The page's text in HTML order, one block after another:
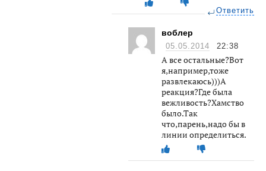
Ответить
воблер
05.05.2014 22:38
А все остальные?Вот
я,например,тоже
развлекаюсь)))А
реакция?Где была
вежливость?Хамство
было.Так
что,парень,надо бы в
линии определиться.